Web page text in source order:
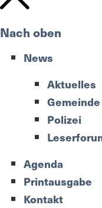
Nach oben
News
Aktuelles
Gemeinde
Polizei
Agenda
Printausgabe
Kontakt